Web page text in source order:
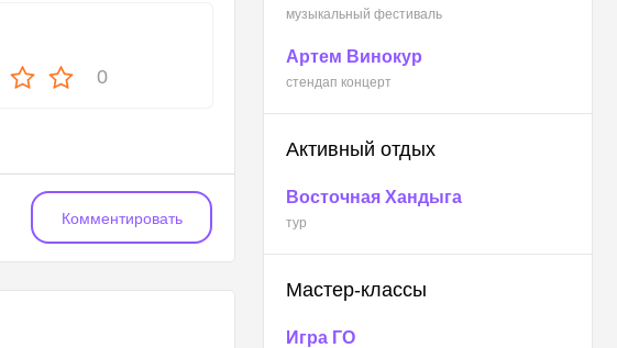
0
Комментировать
музыкальный фестиваль
Артем Винокур
стендап концерт
Активный отдых
Восточная Хандыга
тур
Мастер-классы
Игра ГО